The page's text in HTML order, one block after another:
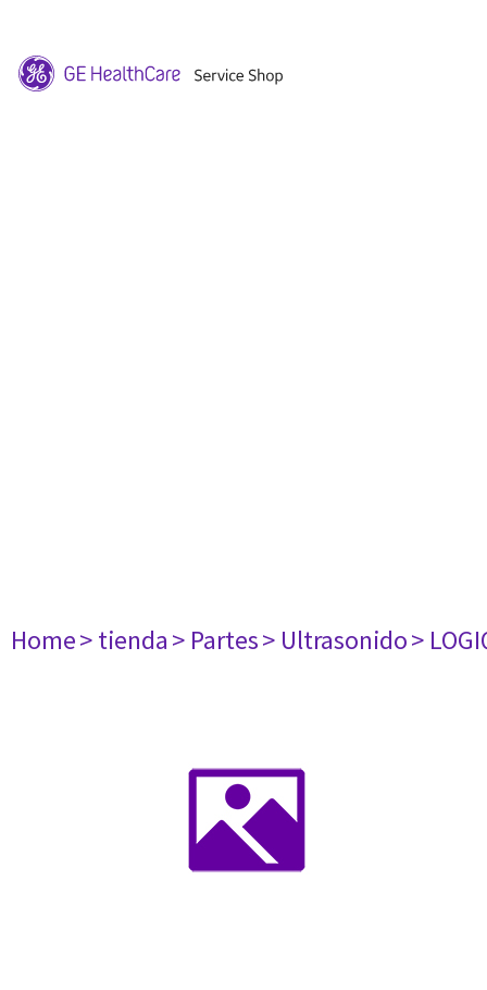
Home> tienda> Partes> Ultrasonido>